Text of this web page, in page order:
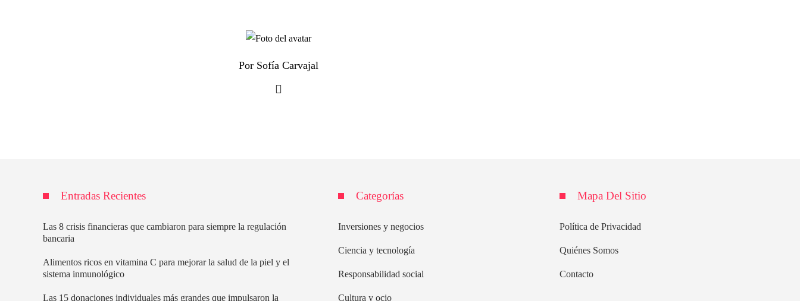
Por Sofía Carvajal
Entradas Recientes
Las 8 crisis financieras que cambiaron para siempre la regulación
bancaria
Alimentos ricos en vitamina C para mejorar la salud de la piel y el
sistema inmunológico
Las 15 donaciones individuales más grandes que impulsaron la
Categorías
Inversiones y negocios
Ciencia y tecnología
Responsabilidad social
Cultura y ocio
Mapa Del Sitio
Política de Privacidad
Quiénes Somos
Contacto